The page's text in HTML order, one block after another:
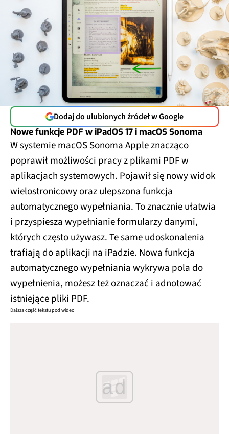
Dodaj do ulubionych źródeł w Google
Nowe funkcje PDF w iPadOS 17 i macOS Sonoma
W systemie macOS Sonoma Apple znacząco
poprawił możliwości pracy z plikami PDF w
aplikacjach systemowych. Pojawił się nowy widok
wielostronicowy oraz ulepszona funkcja
automatycznego wypełniania. To znacznie ułatwia
i przyspiesza wypełnianie formularzy danymi,
których często używasz. Te same udoskonalenia
trafiają do aplikacji na iPadzie. Nowa funkcja
automatycznego wypełniania wykrywa pola do
wypełnienia, możesz też oznaczać i adnotować
istniejące pliki PDF.
Dalsza część tekstu pod wideo
ad